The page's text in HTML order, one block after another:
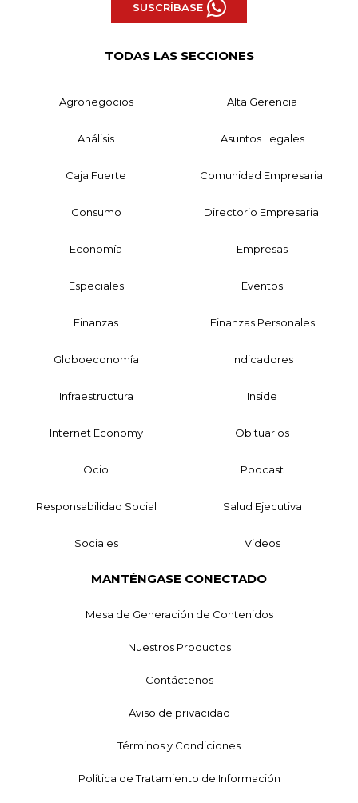
SUSCRÍBASE
TODAS LAS SECCIONES
Agronegocios Alta Gerencia
Análisis Asuntos Legales
Caja Fuerte Comunidad Empresarial
Consumo Directorio Empresarial
Economía Empresas
Especiales Eventos
Finanzas Finanzas Personales
Globoeconomía Indicadores
Infraestructura Inside
Internet Economy Obituarios
Ocio Podcast
Responsabilidad Social Salud Ejecutiva
Sociales Videos
MANTÉNGASE CONECTADO
Mesa de Generación de Contenidos
Nuestros Productos
Contáctenos
Aviso de privacidad
Términos y Condiciones
Política de Tratamiento de Información